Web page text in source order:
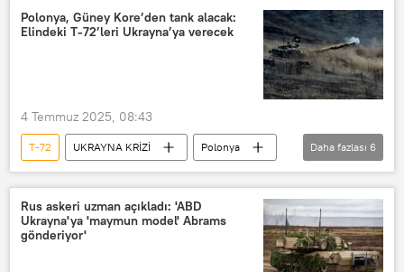
Polonya, Güney Kore’den tank alacak:
Elindeki T-72’leri Ukrayna’ya verecek
4 Temmuz 2025, 08:43
T-72 UKRAYNA KRİZİ
Polonya
Ukrayna
Güney Kore
Tank
Rusya
Military Watch Magazine
NATO
Daha fazlası 6
Rus askeri uzman açıkladı: 'ABD
Ukrayna'ya 'maymun model' Abrams
gönderiyor'